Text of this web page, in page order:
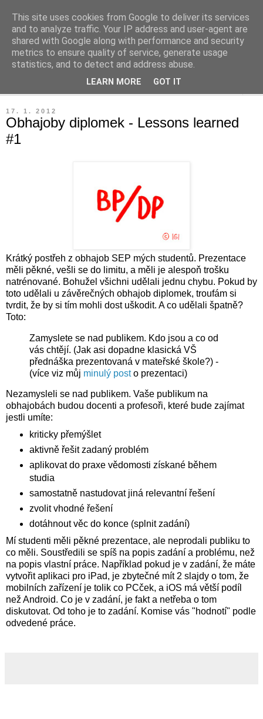
Leaný blog
Blog o diplomkách, lean, čtení a podnikání.
17. 1. 2012
Obhajoby diplomek - Lessons learned
#1
Krátký postřeh z obhajob SEP mých studentů. Prezentace
měli pěkné, vešli se do limitu, a měli je alespoň trošku
natrénované. Bohužel všichni udělali jednu chybu. Pokud by
toto udělali u závěrečných obhajob diplomek, troufám si
tvrdit, že by si tím mohli dost uškodit. A co udělali špatně?
Toto:
Zamyslete se nad publikem. Kdo jsou a co od
vás chtějí. (Jak asi dopadne klasická VŠ
přednáška prezentovaná v mateřské škole?) -
(více viz můj minulý posto prezentaci)
Nezamysleli se nad publikem. Vaše publikum na
obhajobách budou docenti a profesoři, které bude zajímat
jestli umíte:
kriticky přemýšlet
aktivně řešit zadaný problém
aplikovat do praxe vědomosti získané během
studia
samostatně nastudovat jiná relevantní řešení
zvolit vhodné řešení
dotáhnout věc do konce (splnit zadání)
Mí studenti měli pěkné prezentace, ale neprodali publiku to
co měli. Soustředili se spíš na popis zadání a problému, než
na popis vlastní práce. Například pokud je v zadání, že máte
vytvořit aplikaci pro iPad, je zbytečné mít 2 slajdy o tom, že
mobilních zařízení je tolik co PCček, a iOS má větší podíl
než Android. Co je v zadání, je fakt a netřeba o tom
diskutovat. Od toho je to zadání. Komise vás "hodnotí" podle
odvedené práce.
This site uses cookies from Google to deliver its services
and to analyze traffic. Your IP address and user-agent are
shared with Google along with performance and security
metrics to ensure quality of service, generate usage
statistics, and to detect and address abuse.
LEARN MORE GOT IT